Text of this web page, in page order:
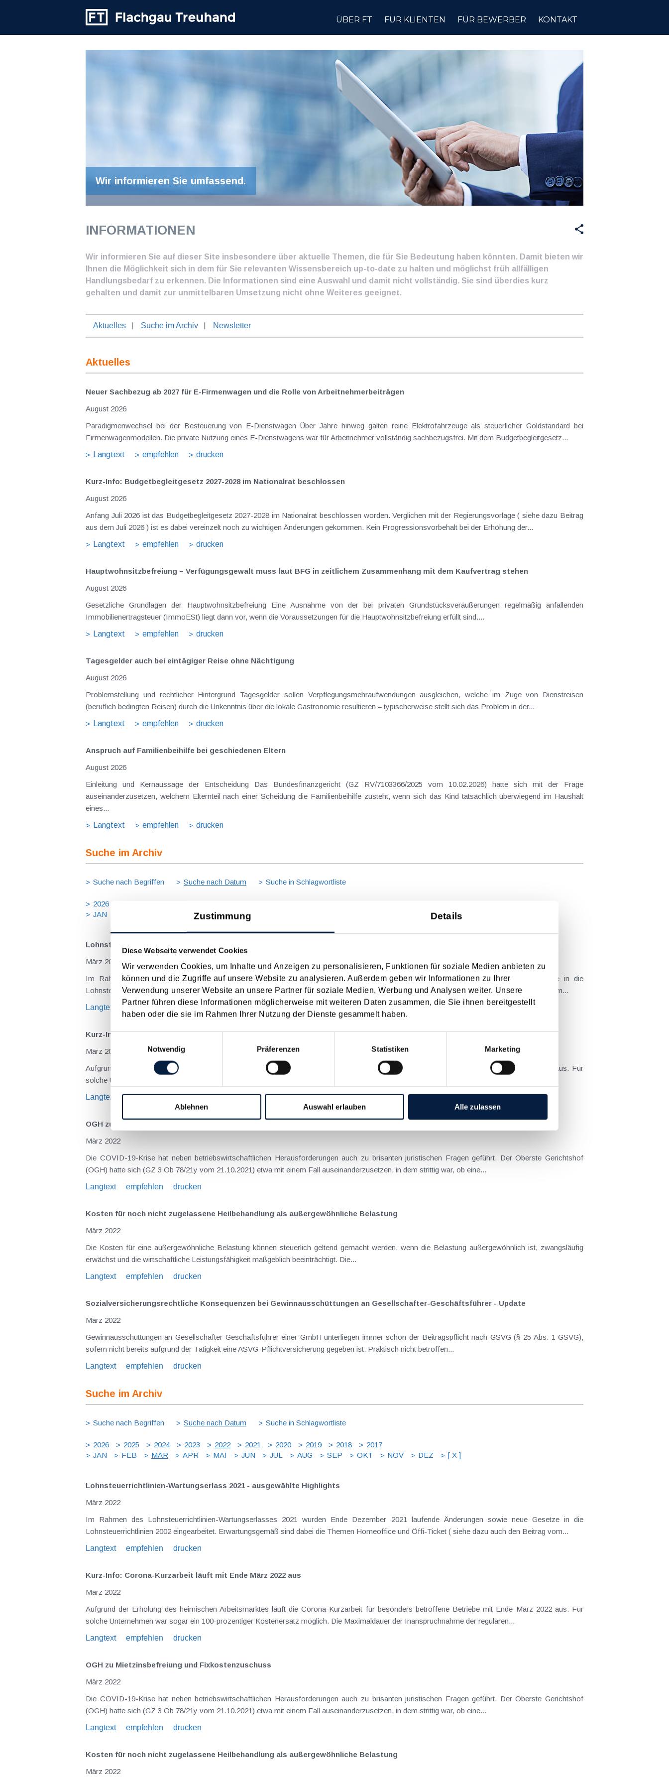
Zustimmung Details
Diese Webseite verwendet Cookies
Wir verwenden Cookies, um Inhalte und Anzeigen zu personalisieren, Funktionen für soziale Medien anbieten zu
können und die Zugriffe auf unsere Website zu analysieren. Außerdem geben wir Informationen zu Ihrer
Verwendung unserer Website an unsere Partner für soziale Medien, Werbung und Analysen weiter. Unsere
Partner führen diese Informationen möglicherweise mit weiteren Daten zusammen, die Sie ihnen bereitgestellt
haben oder die sie im Rahmen Ihrer Nutzung der Dienste gesammelt haben.
Notwendig
Präferenzen Statistiken Marketing
Ablehnen Auswahl erlauben Alle zulassen
ÜBER FT FÜR KLIENTEN FÜR BEWERBER KONTAKT
Wir informieren Sie umfassend.
INFORMATIONEN
Wir informieren Sie auf dieser Site insbesondere über aktuelle Themen, die für Sie Bedeutung haben könnten. Damit bieten wir
Ihnen die Möglichkeit sich in dem für Sie relevanten Wissensbereich up-to-date zu halten und möglichst früh allfälligen
Handlungsbedarf zu erkennen. Die Informationen sind eine Auswahl und damit nicht vollständig. Sie sind überdies kurz
gehalten und damit zur unmittelbaren Umsetzung nicht ohne Weiteres geeignet.
Aktuelles Suche im Archiv Newsletter
Aktuelles
Neuer Sachbezug ab 2027 für E-Firmenwagen und die Rolle von Arbeitnehmer​­beiträgen
August 2026
Paradigmenwechsel bei der Besteuerung von E-Dienstwagen Über Jahre hinweg galten reine Elektrofahrzeuge als steuerlicher Goldstandard bei
Firmenwagenmodellen. Die private Nutzung eines E-Dienstwagens war für Arbeitnehmer vollständig sachbezugsfrei. Mit dem Budgetbegleitgesetz...
Langtext
empfehlen drucken
Kurz-Info: Budgetbegleitgesetz 2027-2028 im Nationalrat beschlossen
August 2026
Anfang Juli 2026 ist das Budgetbegleitgesetz 2027-2028 im Nationalrat beschlossen worden. Verglichen mit der Regierungsvorlage ( siehe dazu Beitrag
aus dem Juli 2026 ) ist es dabei vereinzelt noch zu wichtigen Änderungen gekommen. Kein Progressionsvorbehalt bei der Erhöhung der...
Langtext
empfehlen drucken
Hauptwohnsitz​­befreiung – Verfügungsgewalt muss laut BFG in zeitlichem Zusammenhang mit dem Kaufvertrag stehen
August 2026
Gesetzliche Grundlagen der Hauptwohnsitzbefreiung Eine Ausnahme von der bei privaten Grundstücksveräußerungen regelmäßig anfallenden
Immobilienertragsteuer (ImmoESt) liegt dann vor, wenn die Voraussetzungen für die Hauptwohnsitzbefreiung erfüllt sind....
Langtext
empfehlen drucken
Tagesgelder auch bei eintägiger Reise ohne Nächtigung
August 2026
Problemstellung und rechtlicher Hintergrund Tagesgelder sollen Verpflegungsmehraufwendungen ausgleichen, welche im Zuge von Dienstreisen
(beruflich bedingten Reisen) durch die Unkenntnis über die lokale Gastronomie resultieren – typischerweise stellt sich das Problem in der...
Langtext
empfehlen drucken
Anspruch auf Familienbeihilfe bei geschiedenen Eltern
August 2026
Einleitung und Kernaussage der Entscheidung Das Bundesfinanzgericht (GZ RV/7103366/2025 vom 10.02.2026) hatte sich mit der Frage
auseinanderzusetzen, welchem Elternteil nach einer Scheidung die Familienbeihilfe zusteht, wenn sich das Kind tatsächlich überwiegend im Haushalt
eines...
Langtext
empfehlen drucken
Suche im Archiv
Suche nach Begriffen Suche nach Datum Suche in Schlagwortliste
2026
JAN
APR MAI JUN DEZ [ X ]
Lohnsteuerrichtlinien-Wartungserlass 2021 - ausgewählte Highlights
März 2022
Im Rahmen des Lohnsteuerrichtlinien-Wartungserlasses 2021 wurden Ende Dezember 2021 laufende Änderungen sowie neue Gesetze in die
Lohnsteuerrichtlinien 2002 eingearbeitet. Erwartungsgemäß sind dabei die Themen Homeoffice und Öffi-Ticket ( siehe dazu auch den Beitrag vom...
Langtext
empfehlen drucken
Kurz-Info: Corona-Kurzarbeit läuft mit Ende März 2022 aus
März 2022
Aufgrund der Erholung des heimischen Arbeitsmarktes läuft die Corona-Kurzarbeit für besonders betroffene Betriebe mit Ende März 2022 aus. Für
solche Unternehmen war sogar ein 100-prozentiger Kostenersatz möglich. Die Maximaldauer der Inanspruchnahme der regulären...
Langtext
empfehlen drucken
OGH zu Mietzinsbefreiung und Fixkostenzuschuss
März 2022
Die COVID-19-Krise hat neben betriebswirtschaftlichen Herausforderungen auch zu brisanten juristischen Fragen geführt. Der Oberste Gerichtshof
(OGH) hatte sich (GZ 3 Ob 78/21y vom 21.10.2021) etwa mit einem Fall auseinanderzusetzen, in dem strittig war, ob eine...
Langtext
empfehlen drucken
Kosten für noch nicht zugelassene Heilbehandlung als außergewöhnliche Belastung
März 2022
Die Kosten für eine außergewöhnliche Belastung können steuerlich geltend gemacht werden, wenn die Belastung außergewöhnlich ist, zwangsläufig
erwächst und die wirtschaftliche Leistungsfähigkeit maßgeblich beeinträchtigt. Die...
Langtext
empfehlen drucken
Sozialversicherungsrechtliche Konsequenzen bei Gewinnausschüttungen an Gesellschafter-Geschäftsführer - Update
März 2022
Gewinnausschüttungen an Gesellschafter-Geschäftsführer einer GmbH unterliegen immer schon der Beitragspflicht nach GSVG (§ 25 Abs. 1 GSVG),
sofern nicht bereits aufgrund der Tätigkeit eine ASVG-Pflichtversicherung gegeben ist. Praktisch nicht betroffen...
Langtext
empfehlen drucken
Suche im Archiv
Suche nach Begriffen Suche nach Datum Suche in Schlagwortliste
2026 2025 2024 2023 2022 2021 2020 2019 2018
2017
JAN
FEB MÄR APR MAI JUN JUL AUG SEP OKT NOV DEZ [ X ]
Lohnsteuerrichtlinien-Wartungserlass 2021 - ausgewählte Highlights
März 2022
Im Rahmen des Lohnsteuerrichtlinien-Wartungserlasses 2021 wurden Ende Dezember 2021 laufende Änderungen sowie neue Gesetze in die
Lohnsteuerrichtlinien 2002 eingearbeitet. Erwartungsgemäß sind dabei die Themen Homeoffice und Öffi-Ticket ( siehe dazu auch den Beitrag vom...
Langtext
empfehlen drucken
Kurz-Info: Corona-Kurzarbeit läuft mit Ende März 2022 aus
März 2022
Aufgrund der Erholung des heimischen Arbeitsmarktes läuft die Corona-Kurzarbeit für besonders betroffene Betriebe mit Ende März 2022 aus. Für
solche Unternehmen war sogar ein 100-prozentiger Kostenersatz möglich. Die Maximaldauer der Inanspruchnahme der regulären...
Langtext
empfehlen drucken
OGH zu Mietzinsbefreiung und Fixkostenzuschuss
März 2022
Die COVID-19-Krise hat neben betriebswirtschaftlichen Herausforderungen auch zu brisanten juristischen Fragen geführt. Der Oberste Gerichtshof
(OGH) hatte sich (GZ 3 Ob 78/21y vom 21.10.2021) etwa mit einem Fall auseinanderzusetzen, in dem strittig war, ob eine...
Langtext
empfehlen drucken
Kosten für noch nicht zugelassene Heilbehandlung als außergewöhnliche Belastung
März 2022